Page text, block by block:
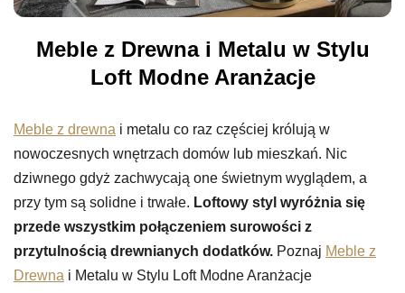
Meble z Drewna i Metalu w Stylu
Loft Modne Aranżacje
Meble z drewna i metalu co raz częściej królują w
nowoczesnych wnętrzach domów lub mieszkań. Nic
dziwnego gdyż zachwycają one świetnym wyglądem, a
przy tym są solidne i trwałe. Loftowy styl wyróżnia się
przede wszystkim połączeniem surowości z
przytulnością drewnianych dodatków. Poznaj Meble z
Drewna i Metalu w Stylu Loft Modne Aranżacje